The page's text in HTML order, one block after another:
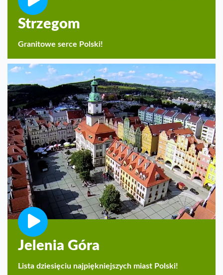
Strzegom
Granitowe serce Polski!
Jelenia Góra
Lista dziesięciu najpiękniejszych miast Polski!